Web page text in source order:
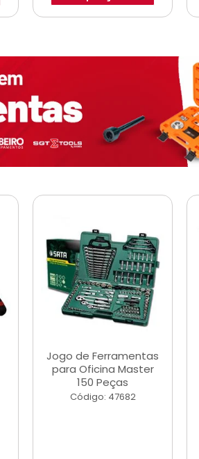
Jogo de Ferramentas
para Oficina Master
150 Peças
Código: 47682